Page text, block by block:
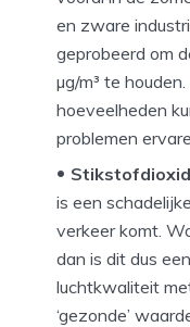
en zware
geprobeerd om
µg/m³ te
hoeveelheden
problemen
is een
verkeer komt.
dan is dit dus
luchtkwaliteit
‘gezonde’